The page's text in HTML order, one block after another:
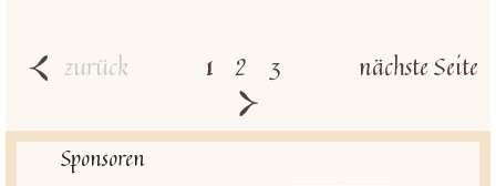
zurück 1 2 3 nächste Seite
Sponsoren